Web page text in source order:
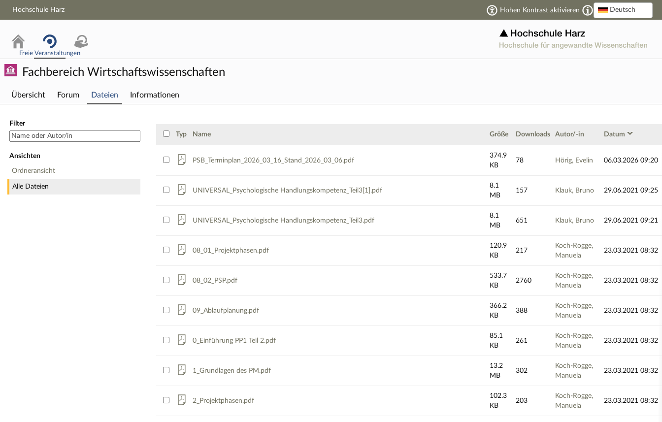
Hauptnavigation
Hochschule Harz Hohen Kontrast aktivieren Deutsch
Freie Veranstaltungen
Fachbereich Wirtschaftswissenschaften
Übersicht Forum Dateien Informationen
Filter
Ansichten
Ordneransicht
Alle Dateien
Typ Name Größe Downloads Autor/-in Datum
PSB_Terminplan_2026_03_16_Stand_2026_03_06.pdf
374.9
KB
78 Hörig, Evelin 06.03.2026 09:20
UNIVERSAL_Psychologische Handlungskompetenz_Teil3[1].pdf
8.1
MB
157 Klauk, Bruno 29.06.2021 09:25
UNIVERSAL_Psychologische Handlungskompetenz_Teil3.pdf
8.1
MB
651 Klauk, Bruno 29.06.2021 09:21
08_01_Projektphasen.pdf
120.9
KB
217
Koch-Rogge,
Manuela
23.03.2021 08:32
08_02_PSP.pdf
533.7
KB
2760
Koch-Rogge,
Manuela
23.03.2021 08:32
09_Ablaufplanung.pdf
366.2
KB
388
Koch-Rogge,
Manuela
23.03.2021 08:32
0_Einführung PP1 Teil 2.pdf
85.1
KB
261
Koch-Rogge,
Manuela
23.03.2021 08:32
1_Grundlagen des PM.pdf
13.2
MB
302
Koch-Rogge,
Manuela
23.03.2021 08:32
2_Projektphasen.pdf
102.3
KB
203
Koch-Rogge,
Manuela
23.03.2021 08:32